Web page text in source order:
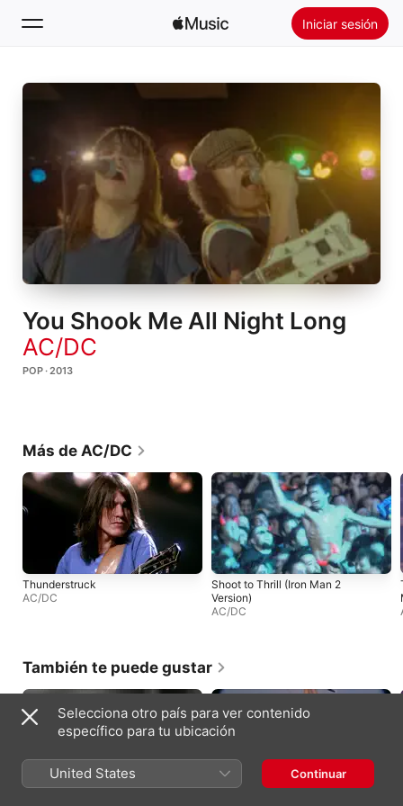
Iniciar sesión
Buscar
Novedades
Radio
Instalar Apple Music
You Shook Me All Night Long
AC/DC
POP · 2013
Más de AC/DC
Thunderstruck
AC/DC
Shoot to Thrill (Iron Man 2
Version)
AC/DC
También te puede gustar
Selecciona otro país para ver contenido
específico para tu ubicación
United States Continuar